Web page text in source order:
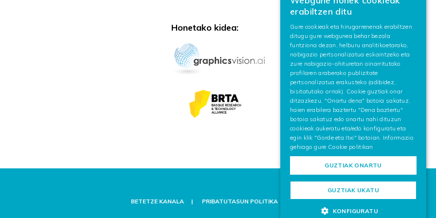
Honetako kidea:
BETETZE KANALA PRIBATUTASUN POLITIKA COOKIEN POLITIKA LEGE-OHARRA
BASQUE
erabiltzen ditu
Gure cookieak eta hirugarrenenak erabiltzen
ditugu gure webgunea behar bezala
funtziona dezan, helburu analitikoetarako,
nabigazio pertsonalizatua eskaintzeko eta
zure nabigazio-ohituretan oinarritutako
profilaren araberako publizitate
pertsonalizatua erakusteko (adibidez,
bisitatutako orriak). Cookie guztiak onar
ditzazkezu, "Onartu dena" botoia sakatuz,
haien erabilera baztertu "Dena baztertu"
botoia sakatuz edo onartu nahi dituzun
cookieak aukeratu eta/edo konfiguratu eta
egin klik "Gorde eta Itxi" botoian. Informazio
gehiago gure Cookie politikan
GUZTIAK ONARTU
GUZTIAK UKATU
KONFIGURATU